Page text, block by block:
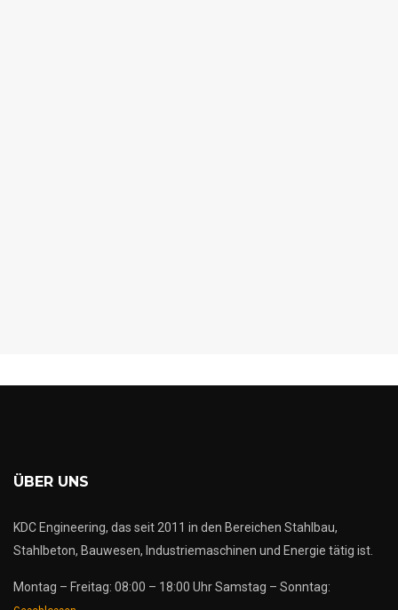
ÜBER UNS
KDC Engineering, das seit 2011 in den Bereichen Stahlbau,
Stahlbeton, Bauwesen, Industriemaschinen und Energie tätig ist.
Montag – Freitag: 08:00 – 18:00 Uhr Samstag – Sonntag: